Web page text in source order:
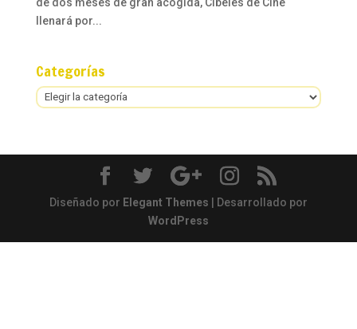
llenará por...
Categorías
Categorías
Diseñado por Elegant Themes | Desarrollado por
WordPress